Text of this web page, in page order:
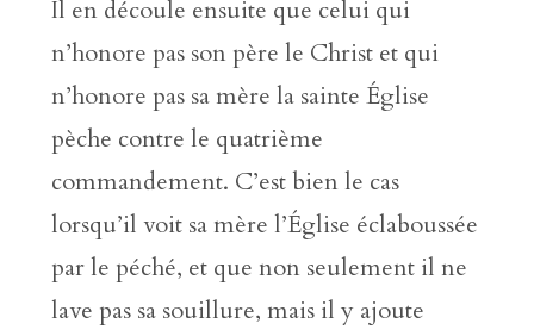
Il en découle ensuite que celui qui
n’honore pas son père le Christ et qui
n’honore pas sa mère la sainte Église
pèche contre le quatrième
commandement. C’est bien le cas
lorsqu’il voit sa mère l’Église éclaboussée
par le péché, et que non seulement il ne
lave pas sa souillure, mais il y ajoute